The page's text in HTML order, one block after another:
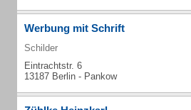
Werbung mit Schrift
Schilder
Eintrachtstr. 6
13187 Berlin - Pankow